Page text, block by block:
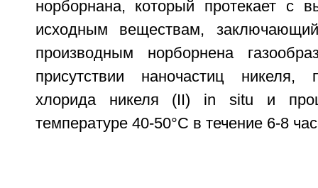
норборнана, который протекает с
исходным веществам,
производным норборнена
присутствии наночастиц
хлорида никеля (II) in situ и
температуре 40-50°C в течение 6-8